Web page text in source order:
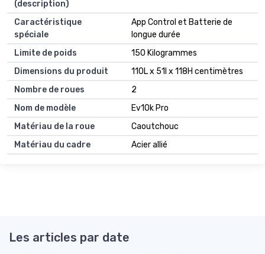
(description)
Caractéristique
spéciale
App Control et Batterie de
longue durée
Limite de poids
150 Kilogrammes
Dimensions du produit
110L x 51l x 118H centimètres
Nombre de roues
2
Nom de modèle
Ev10k Pro
Matériau de la roue
Caoutchouc
Matériau du cadre
Acier allié
Les articles par date